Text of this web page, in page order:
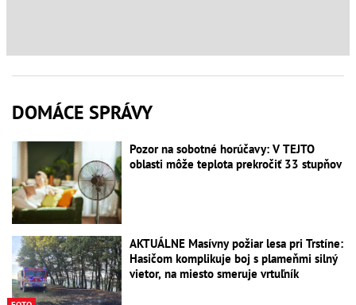
DOMÁCE SPRÁVY
Pozor na sobotné horúčavy: V TEJTO
oblasti môže teplota prekročiť 33 stupňov
AKTUÁLNE Masívny požiar lesa pri Trstíne:
Hasičom komplikuje boj s plameňmi silný
vietor, na miesto smeruje vrtuľník